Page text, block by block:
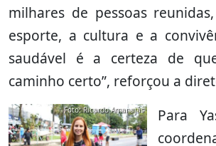
milhares de pessoas
esporte, a cultura e a
saudável é a certeza de
caminho certo”, reforçou a
Foto: Ricardo Amanajás
Para